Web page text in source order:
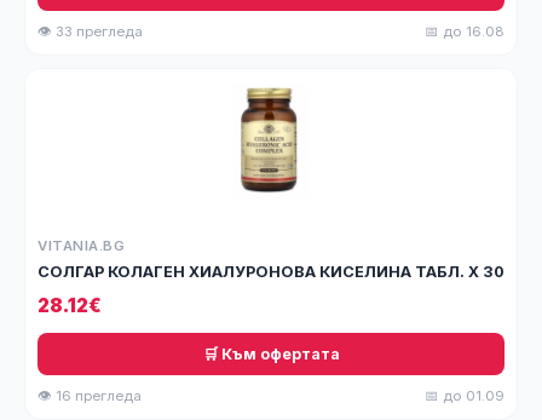
👁 33 прегледа 📅 до 16.08
VITANIA.BG
СОЛГАР КОЛАГЕН ХИАЛУРОНОВА КИСЕЛИНА ТАБЛ. Х 30
28.12€
🛒 Към офертата
👁 16 прегледа 📅 до 01.09